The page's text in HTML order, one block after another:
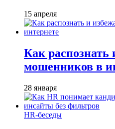
15 апреля
Как распознать
мошенников в
28 января
HR-беседы